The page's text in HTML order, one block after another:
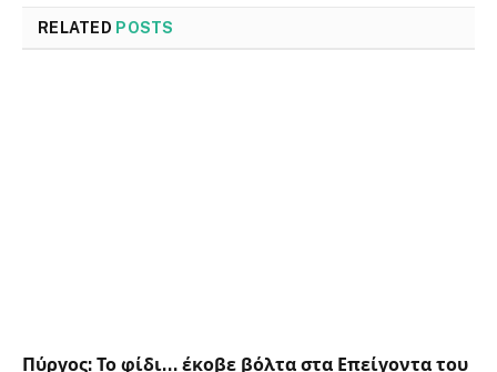
RELATED POSTS
Πύργος: Το φίδι… έκοβε βόλτα στα Επείγοντα του